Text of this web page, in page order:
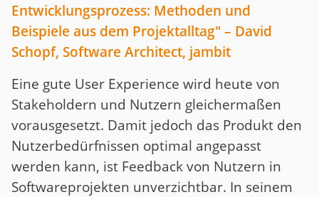
Entwicklungsprozess: Methoden und
Beispiele aus dem Projektalltag" – David
Schopf, Software Architect, jambit
Eine gute User Experience wird heute von
Stakeholdern und Nutzern gleichermaßen
vorausgesetzt. Damit jedoch das Produkt den
Nutzerbedürfnissen optimal angepasst
werden kann, ist Feedback von Nutzern in
Softwareprojekten unverzichtbar. In seinem